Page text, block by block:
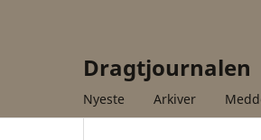
Dragtjournalen
Nyeste Arkiver